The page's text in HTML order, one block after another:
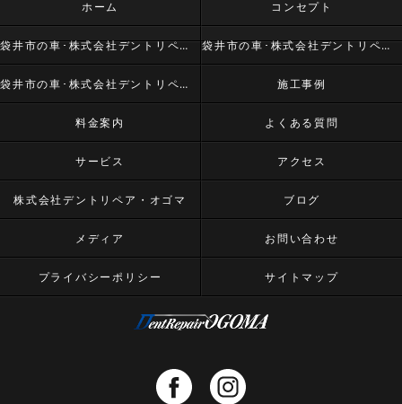
ホーム コンセプト
袋井市の車･株式会社デントリペア・オゴマの口コミ情報 袋井市の車･株式会社デントリペア・オゴマの評判
袋井市の車･株式会社デントリペア・オゴマのお客様の声 施工事例
料金案内 よくある質問
サービス アクセス
株式会社デントリペア・オゴマ ブログ
メディア お問い合わせ
プライバシーポリシー サイトマップ